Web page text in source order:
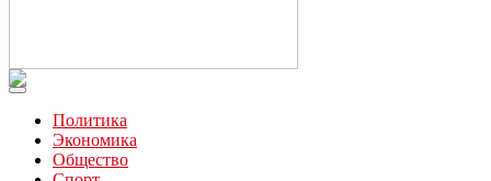
Читайте последние новости дня в Тульской области на сайте
Политика
Экономика
Общество